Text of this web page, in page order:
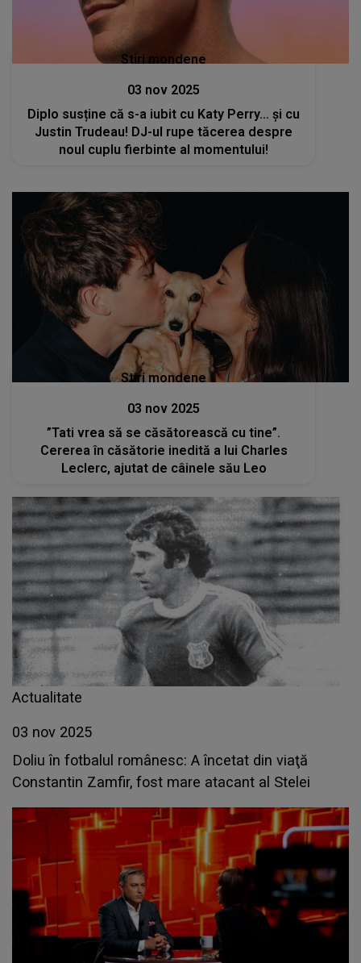
Stiri mondene
03 nov 2025
Diplo susține că s-a iubit cu Katy Perry… și cu
Justin Trudeau! DJ-ul rupe tăcerea despre
noul cuplu fierbinte al momentului!
Stiri mondene
03 nov 2025
”Tati vrea să se căsătorească cu tine”.
Cererea în căsătorie inedită a lui Charles
Leclerc, ajutat de câinele său Leo
Actualitate
03 nov 2025
Doliu în fotbalul românesc: A încetat din viaţă
Constantin Zamfir, fost mare atacant al Stelei